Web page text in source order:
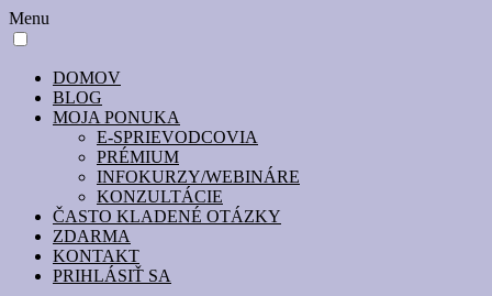
Menu
DOMOV
BLOG
MOJA PONUKA
E-SPRIEVODCOVIA
PRÉMIUM
INFOKURZY/WEBINÁRE
KONZULTÁCIE
ČASTO KLADENÉ OTÁZKY
ZDARMA
KONTAKT
PRIHLÁSIŤ SA